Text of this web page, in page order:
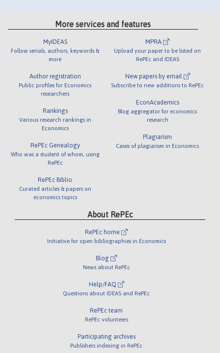
More services and features
MyIDEAS
Follow serials, authors, keywords &
more
Author registration
Public profiles for Economics
researchers
Rankings
Various research rankings in
Economics
RePEc Genealogy
Who was a student of whom, using
RePEc
RePEc Biblio
Curated articles & papers on
economics topics
MPRA
Upload your paper to be listed on
RePEc and IDEAS
New papers by email
Subscribe to new additions to RePEc
EconAcademics
Blog aggregator for economics
research
Plagiarism
Cases of plagiarism in Economics
About RePEc
RePEc home
Initiative for open bibliographies in Economics
Blog
News about RePEc
Help/FAQ
Questions about IDEAS and RePEc
RePEc team
RePEc volunteers
Participating archives
Publishers indexing in RePEc